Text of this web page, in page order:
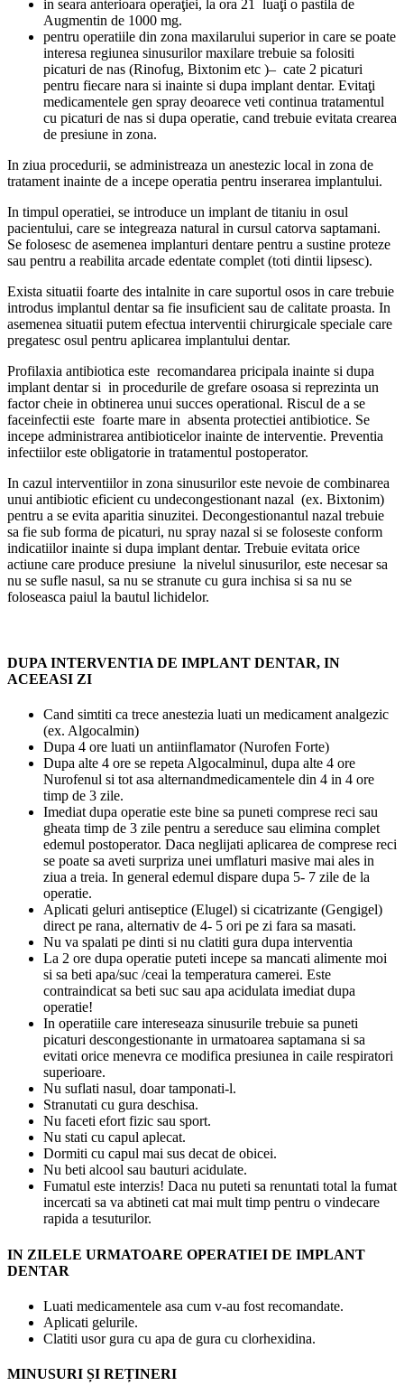
in seara anterioara operaţiei, la ora 21 luaţi o pastila de
Augmentin de 1000 mg.
pentru operatiile din zona maxilarului superior in care se poate
interesa regiunea sinusurilor maxilare trebuie sa folositi
picaturi de nas (Rinofug, Bixtonim etc )– cate 2 picaturi
pentru fiecare nara si inainte si dupa implant dentar. Evitaţi
medicamentele gen spray deoarece veti continua tratamentul
cu picaturi de nas si dupa operatie, cand trebuie evitata crearea
de presiune in zona.
In ziua procedurii, se administreaza un anestezic local in zona de
tratament inainte de a incepe operatia pentru inserarea implantului.
In timpul operatiei, se introduce un implant de titaniu in osul
pacientului, care se integreaza natural in cursul catorva saptamani.
Se folosesc de asemenea implanturi dentare pentru a sustine proteze
sau pentru a reabilita arcade edentate complet (toti dintii lipsesc).
Exista situatii foarte des intalnite in care suportul osos in care trebuie
introdus implantul dentar sa fie insuficient sau de calitate proasta. In
asemenea situatii putem efectua interventii chirurgicale speciale care
pregatesc osul pentru aplicarea implantului dentar.
Profilaxia antibiotica este recomandarea pricipala inainte si dupa
implant dentar si in procedurile de grefare osoasa si reprezinta un
factor cheie in obtinerea unui succes operational. Riscul de a se
faceinfectii este foarte mare in absenta protectiei antibiotice. Se
incepe administrarea antibioticelor inainte de interventie. Preventia
infectiilor este obligatorie in tratamentul postoperator.
In cazul interventiilor in zona sinusurilor este nevoie de combinarea
unui antibiotic eficient cu undecongestionant nazal (ex. Bixtonim)
pentru a se evita aparitia sinuzitei. Decongestionantul nazal trebuie
sa fie sub forma de picaturi, nu spray nazal si se foloseste conform
indicatiilor inainte si dupa implant dentar. Trebuie evitata orice
actiune care produce presiune la nivelul sinusurilor, este necesar sa
nu se sufle nasul, sa nu se stranute cu gura inchisa si sa nu se
foloseasca paiul la bautul lichidelor.
DUPA INTERVENTIA DE IMPLANT DENTAR, IN
ACEEASI ZI
Cand simtiti ca trece anestezia luati un medicament analgezic
(ex. Algocalmin)
Dupa 4 ore luati un antiinflamator (Nurofen Forte)
Dupa alte 4 ore se repeta Algocalminul, dupa alte 4 ore
Nurofenul si tot asa alternandmedicamentele din 4 in 4 ore
timp de 3 zile.
Imediat dupa operatie este bine sa puneti comprese reci sau
gheata timp de 3 zile pentru a sereduce sau elimina complet
edemul postoperator. Daca neglijati aplicarea de comprese reci
se poate sa aveti surpriza unei umflaturi masive mai ales in
ziua a treia. In general edemul dispare dupa 5- 7 zile de la
operatie.
Aplicati geluri antiseptice (Elugel) si cicatrizante (Gengigel)
direct pe rana, alternativ de 4- 5 ori pe zi fara sa masati.
Nu va spalati pe dinti si nu clatiti gura dupa interventia
La 2 ore dupa operatie puteti incepe sa mancati alimente moi
si sa beti apa/suc /ceai la temperatura camerei. Este
contraindicat sa beti suc sau apa acidulata imediat dupa
operatie!
In operatiile care intereseaza sinusurile trebuie sa puneti
picaturi descongestionante in urmatoarea saptamana si sa
evitati orice menevra ce modifica presiunea in caile respiratori
superioare.
Nu suflati nasul, doar tamponati-l.
Stranutati cu gura deschisa.
Nu faceti efort fizic sau sport.
Nu stati cu capul aplecat.
Dormiti cu capul mai sus decat de obicei.
Nu beti alcool sau bauturi acidulate.
Fumatul este interzis! Daca nu puteti sa renuntati total la fumat
incercati sa va abtineti cat mai mult timp pentru o vindecare
rapida a tesuturilor.
IN ZILELE URMATOARE OPERATIEI DE IMPLANT
DENTAR
Luati medicamentele asa cum v-au fost recomandate.
Aplicati gelurile.
Clatiti usor gura cu apa de gura cu clorhexidina.
MINUSURI ȘI REȚINERI